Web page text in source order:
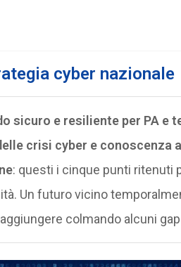
cyber nazionale
sicuro e resiliente per PA e
crisi cyber e conoscenza
: questi i cinque punti ritenuti
Un futuro vicino
colmando alcuni